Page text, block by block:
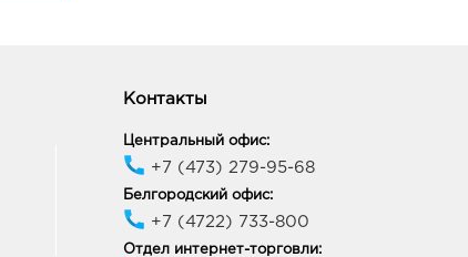
Контакты
Центральный офис:
+7 (473) 279-95-68
Белгородский офис:
+7 (4722) 733-800
Отдел интернет-торговли: